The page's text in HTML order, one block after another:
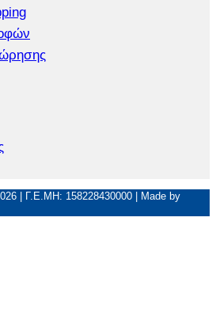
| Γ.Ε.ΜΗ: 158228430000 | Made by